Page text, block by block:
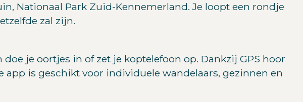
Nationaal Park Zuid-Kennemerland. Je loopt een rondje
zal zijn.
je oortjes in of zet je koptelefoon op. Dankzij GPS hoor
is geschikt voor individuele wandelaars, gezinnen en